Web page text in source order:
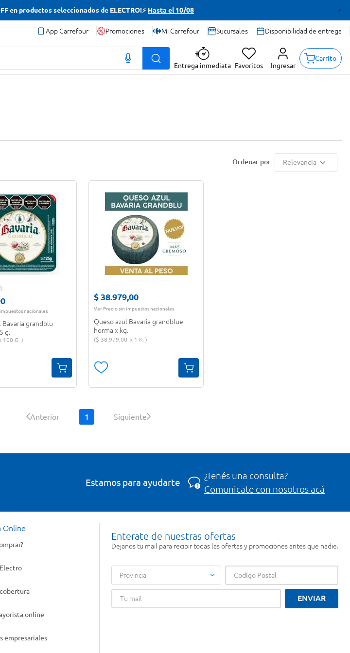
en productos seleccionados de ELECTRO!⚡ Hasta el 10/08
App Carrefour Promociones Mi Carrefour Sucursales Disponibilidad de entrega
Entrega inmediata Favoritos Ingresar
Carrito
Relevancia
nacionales
Bavaria grandblu
g.
100 G.
$ 38.979,00
Ver Precio sin impuestos nacionales
Queso azul Bavaria grandblue
horma x kg.
$ 38 979 ,00 1 K.
Anterior 1 Siguiente
Estamos para ayudarte
¿Tenés una consulta?
Comunicate con nosotros acá
Online
online
empresariales
Enterate de nuestras ofertas
Dejanos tu mail para recibir todas las ofertas y promociones antes que nadie.
Provincia
ENVIAR